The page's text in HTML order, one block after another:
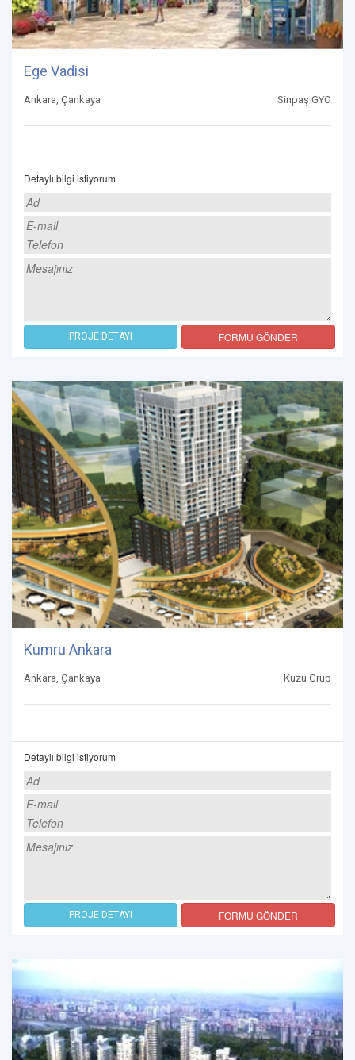
Ege Vadisi
Ankara, Çankaya Sinpaş GYO
Detaylı bilgi istiyorum
PROJE DETAYI FORMU GÖNDER
Kumru Ankara
Ankara, Çankaya Kuzu Grup
Detaylı bilgi istiyorum
PROJE DETAYI FORMU GÖNDER